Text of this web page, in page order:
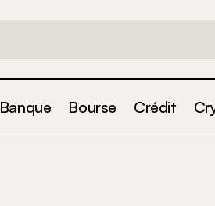
Banque Bourse Crédit